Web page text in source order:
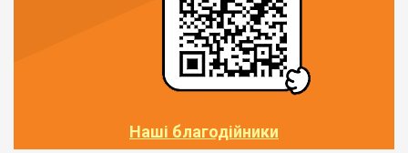
Наші благодійники